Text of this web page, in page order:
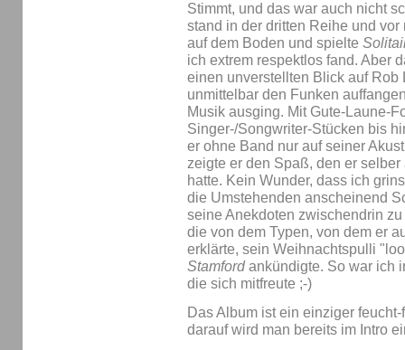
Stimmt, und das war auch nicht
stand in der dritten Reihe und vor
auf dem Boden und spielte
ich extrem respektlos fand. Aber
einen unverstellten Blick auf Rob
unmittelbar den Funken
Musik ausging. Mit Gute-Laune-
Singer-/Songwriter-Stücken bis
er ohne Band nur auf seiner
zeigte er den Spaß, den er selber
hatte. Kein Wunder, dass ich
die Umstehenden anscheinend
seine Anekdoten zwischendrin
die von dem Typen, von dem er
erklärte, sein Weihnachtspulli
Stamford ankündigte. So war ich
die sich mitfreute ;-)
Das Album ist ein einziger
darauf wird man bereits im Intro